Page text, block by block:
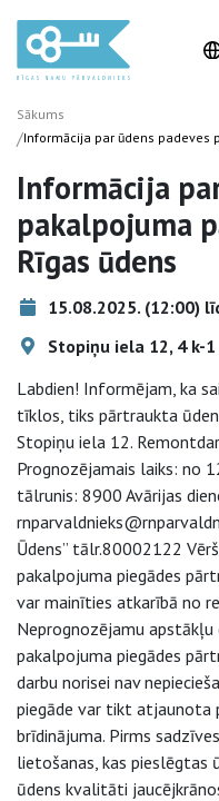
Sākums
/Informācija par ūdens padeves
Informācija
pakalpojuma
Rīgas ūdens
15.08.2025. (12:00)
Stopiņu iela 12, 4 k-1
Labdien! Informējam, ka
tīklos, tiks pārtraukta
Stopiņu iela 12.
Prognozējamais laiks: no
tālrunis: 8900 Avārijas
Ūdens” tālr.80002122
pakalpojuma piegādes
var mainīties atkarībā no
Neprognozējamu
pakalpojuma piegādes
darbu norisei nav
piegāde var tikt atjaunota
brīdinājuma. Pirms
lietošanas, kas pieslēgtas
ūdens kvalitāti